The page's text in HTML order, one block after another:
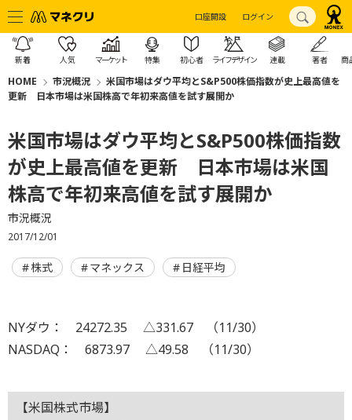
口座開設 ログイン
新着 人気 マーケット 特集 初心者 ライフデザイン 連載 著者 商
HOME 市況概況
米国市場はダウ平均とS&P500株価指数が史上最高値を
更新 日本市場は米国株高で年初来高値を試す展開か
米国市場はダウ平均とS&P500株価指数
が史上最高値を更新 日本市場は米国
株高で年初来高値を試す展開か
市況概況
2017/12/01
株式 マネックス 日経平均
NYダウ： 24272.35 △331.67 （11/30）
NASDAQ： 6873.97 △49.58 （11/30）
【米国株式市場】